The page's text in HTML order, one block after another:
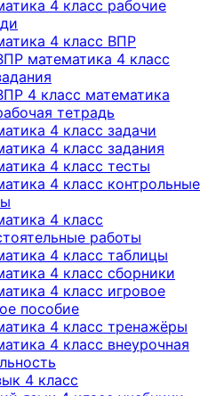
4 класс рабочие
4 класс ВПР
математика 4 класс
4 класс математика
тетрадь
4 класс задачи
4 класс задания
4 класс тесты
4 класс контрольные
4 класс
работы
4 класс таблицы
4 класс сборники
4 класс игровое
пособие
4 класс тренажёры
4 класс внеурочная
4 класс